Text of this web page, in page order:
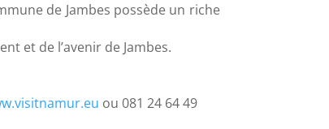
de Jambes possède un riche
et de l’avenir de Jambes.
ou 081 24 64 49